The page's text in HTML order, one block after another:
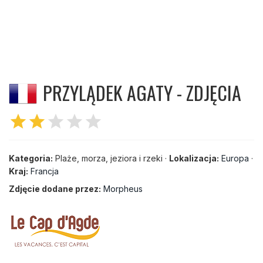
PRZYLĄDEK AGATY - ZDJĘCIA
starstar star star star
Kategoria: Plaże, morza, jeziora i rzeki · Lokalizacja: Europa ·
Kraj: Francja
Zdjęcie dodane przez: Morpheus